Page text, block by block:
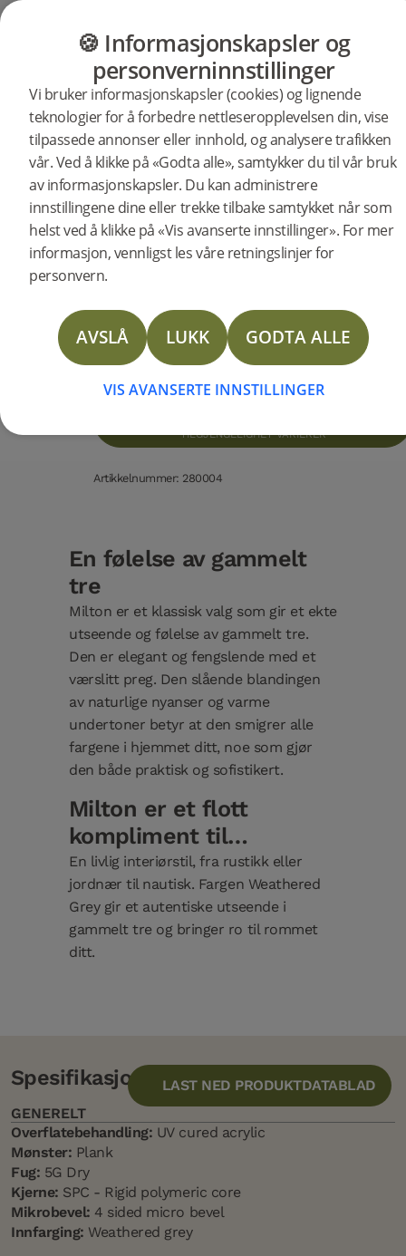
MØBLER PRODUKTER
🍪 Informasjonskapsler og
personverninnstillinger
Vi bruker informasjonskapsler (cookies) og lignende
teknologier for å forbedre nettleseropplevelsen din, vise
tilpassede annonser eller innhold, og analysere trafikken
vår. Ved å klikke på «Godta alle», samtykker du til vår bruk
av informasjonskapsler. Du kan administrere
innstillingene dine eller trekke tilbake samtykket når som
helst ved å klikke på «Vis avanserte innstillinger». For mer
informasjon, vennligst les våre retningslinjer for
personvern.
AVSLÅ LUKK GODTA ALLE
VIS AVANSERTE INNSTILLINGER
Produkter Gulv Vinyl Planks
Vinyl Planks Denali MILTON
Bredde:228 mm
Lengde:1830 mm
Antall i pakken:5
Innfarging:Weathered grey
Spørsmål? Kontakt oss:
KONTAKT OSS
TILGJENGELIGHET VARIERER
Artikkelnummer: 280004
En følelse av gammelt
tre
Milton er et klassisk valg som gir et ekte
utseende og følelse av gammelt tre.
Den er elegant og fengslende med et
værslitt preg. Den slående blandingen
av naturlige nyanser og varme
undertoner betyr at den smigrer alle
fargene i hjemmet ditt, noe som gjør
den både praktisk og sofistikert.
Milton er et flott
kompliment til…
En livlig interiørstil, fra rustikk eller
jordnær til nautisk. Fargen Weathered
Grey gir et autentiske utseende i
gammelt tre og bringer ro til rommet
ditt.
LAST NED PRODUKTDATABLAD
Spesifikasjon
GENERELT
Overflatebehandling: UV cured acrylic
Mønster: Plank
Fug: 5G Dry
Kjerne: SPC - Rigid polymeric core
Mikrobevel: 4 sided micro bevel
Innfarging: Weathered grey
BESKRIVELSE
SPESIFIKASJONER
DOKUMENTER
FLERE